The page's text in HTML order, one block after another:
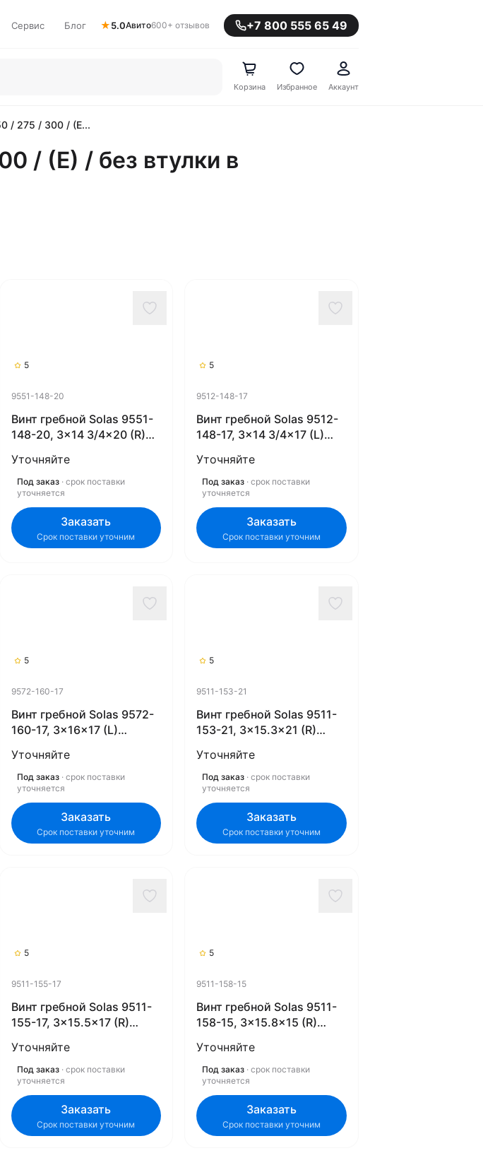
Сервис Блог ★5.0Авито600+ отзывов +7 800 555 65 49
Корзина Избранное Аккаунт
/ 275 / 300 / (E...
/ (E) / без втулки в
5
9551-148-20
Винт гребной Solas 9551-
148-20, 3x14 3/4x20 (R)
Уточняйте
Под заказ· срок поставки
уточняется
Заказать
Срок поставки уточним
5
9512-148-17
Винт гребной Solas 9512-
148-17, 3x14 3/4x17 (L)
Уточняйте
Под заказ · срок поставки
уточняется
Заказать
Срок поставки уточним
5
9572-160-17
Винт гребной Solas 9572-
160-17, 3x16x17 (L)
Уточняйте
Под заказ· срок поставки
уточняется
Заказать
Срок поставки уточним
5
9511-153-21
Винт гребной Solas 9511-
153-21, 3x15.3x21 (R)
Уточняйте
Под заказ · срок поставки
уточняется
Заказать
Срок поставки уточним
5
9511-155-17
Винт гребной Solas 9511-
155-17, 3x15.5x17 (R)
Уточняйте
Под заказ· срок поставки
уточняется
Заказать
Срок поставки уточним
5
9511-158-15
Винт гребной Solas 9511-
158-15, 3x15.8x15 (R)
Уточняйте
Под заказ · срок поставки
уточняется
Заказать
Срок поставки уточним